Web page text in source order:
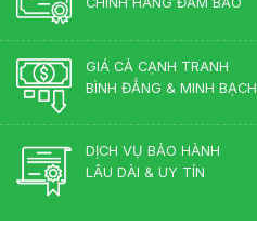
GIÁ CẢ CẠNH TRANH
BÌNH ĐẲNG & MINH BẠCH
DỊCH VỤ BẢO HÀNH
LÂU DÀI & UY TÍN